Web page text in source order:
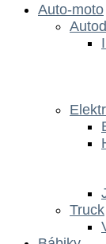
Auto-moto
Truck